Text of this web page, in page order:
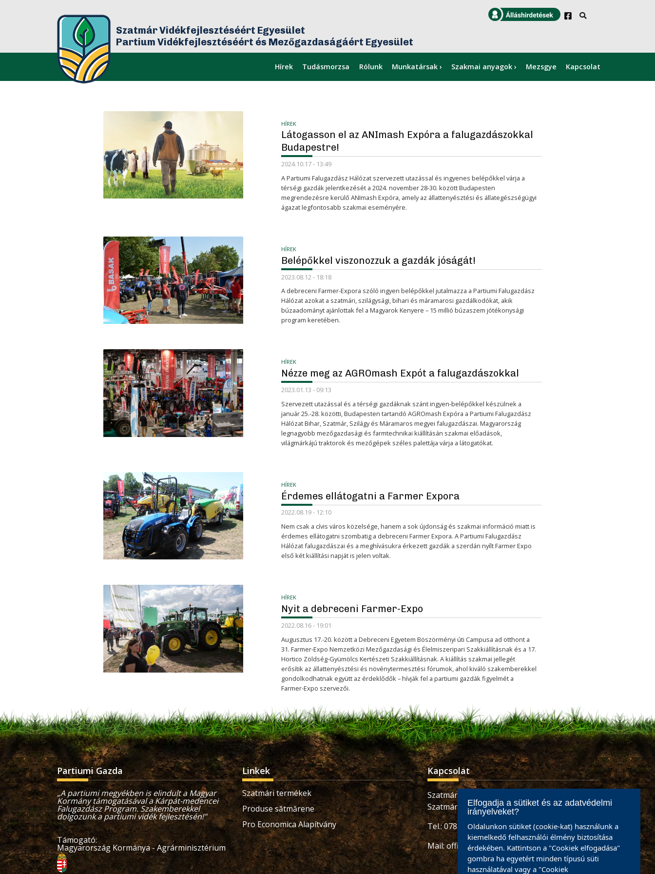
×
Szatmár Vidékfejlesztéséért Egyesület
Partium Vidékfejlesztéséért és Mezőgazdaságáért Egyesület
Hírek Tudásmorzsa Rólunk Munkatársak Szakmai anyagok Mezsgye Kapcsolat
HÍREK
Látogasson el az ANImash Expóra a falugazdászokkal
Budapestre!
2024.10.17 - 13:49
A Partiumi Falugazdász Hálózat szervezett utazással és ingyenes belépőkkel várja a
térségi gazdák jelentkezését a 2024. november 28-30. között Budapesten
megrendezésre kerülő ANImash Expóra, amely az állattenyésztési és állategészségügyi
ágazat legfontosabb szakmai eseményére.
HÍREK
Belépőkkel viszonozzuk a gazdák jóságát!
2023.08.12 - 18:18
A debreceni Farmer-Expora szóló ingyen belépőkkel jutalmazza a Partiumi Falugazdász
Hálózat azokat a szatmári, szilágysági, bihari és máramarosi gazdálkodókat, akik
búzaadományt ajánlottak fel a Magyarok Kenyere – 15 millió búzaszem jótékonysági
program keretében.
HÍREK
Nézze meg az AGROmash Expót a falugazdászokkal
2023.01.13 - 09:13
Szervezett utazással és a térségi gazdáknak szánt ingyen-belépőkkel készülnek a
január 25.-28. közötti, Budapesten tartandó AGROmash Expóra a Partiumi Falugazdász
Hálózat Bihar, Szatmár, Szilágy és Máramaros megyei falugazdászai. Magyarország
legnagyobb mezőgazdasági és farmtechnikai kiállításán szakmai előadások,
világmárkájú traktorok és mezőgépek széles palettája várja a látogatókat.
HÍREK
Érdemes ellátogatni a Farmer Expora
2022.08.19 - 12:10
Nem csak a cívis város közelsége, hanem a sok újdonság és szakmai információ miatt is
érdemes ellátogatni szombatig a debreceni Farmer Expora. A Partiumi Falugazdász
Hálózat falugazdászai és a meghívásukra érkezett gazdák a szerdán nyílt Farmer Expo
első két kiállítási napját is jelen voltak.
HÍREK
Nyit a debreceni Farmer-Expo
2022.08.16 - 19:01
Augusztus 17.-20. között a Debreceni Egyetem Böszörményi úti Campusa ad otthont a
31. Farmer-Expo Nemzetközi Mezőgazdasági és Élelmiszeripari Szakkiállításnak és a 17.
Hortico Zöldség-Gyümölcs Kertészeti Szakkiállításnak. A kiállítás szakmai jellegét
erősítik az állattenyésztési és növénytermesztési fórumok, ahol kiváló szakemberekkel
gondolkodhatnak együtt az érdeklődők – hívják fel a partiumi gazdák figyelmét a
Farmer-Expo szervezői.
Partiumi Gazda
„A partiumi megyékben is elindult a Magyar
Kormány támogatásával a Kárpát-medencei
Falugazdász Program. Szakemberekkel
dolgozunk a partiumi vidék fejlesztésén!"
Támogató:
Magyarország Kormánya - Agrárminisztérium
Linkek
Szatmári termékek
Produse sătmărene
Pro Economica Alapítvány
Kapcsolat
Szatmárnémeti, Retezatului utca, 32 szám,
Szatmár megye
Tel.: 0784465887 / 0733926673
Mail:office@partiumigazda.ro
Elfogadja a sütiket és az adatvédelmi
irányelveket?
Oldalunkon sütiket (cookie-kat) használunk a
kiemelkedő felhasználói élmény biztosítása
érdekében. Kattintson a "Cookiek elfogadása"
gombra ha egyetért minden típusú süti
használatával vagy a "Cookiek